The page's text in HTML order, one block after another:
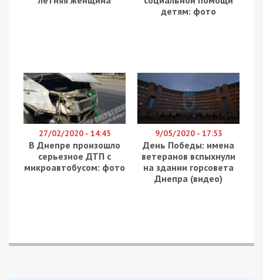
Міська рада Дніпра звернулася до
напередодні заявив її головний лікар та за
сумісництвом депутат міської ради Сергій
Риженко. Він записав відеозвернення, де
висловив стурбованість щодо долі медзакладу,
утім не навів жодних конкретних фактів — хто
саме зазіхає на лікарню.
Попри це, окреслена Риженком ситуація,
безперечно, є резонансним питанням для всієї
територіальної громади Дніпра.
воду. Тому звертаємося до правоохоронців», —